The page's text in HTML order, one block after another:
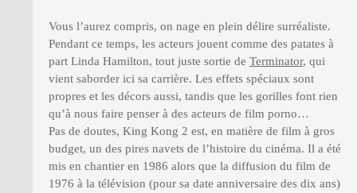
Vous l’aurez compris, on nage en plein délire surréaliste.
Pendant ce temps, les acteurs jouent comme des patates à
part Linda Hamilton, tout juste sortie de Terminator, qui
vient saborder ici sa carrière. Les effets spéciaux sont
propres et les décors aussi, tandis que les gorilles font rien
qu’à nous faire penser à des acteurs de film porno…
Pas de doutes, King Kong 2 est, en matière de film à gros
budget, un des pires navets de l’histoire du cinéma. Il a été
mis en chantier en 1986 alors que la diffusion du film de
1976 à la télévision (pour sa date anniversaire des dix ans)